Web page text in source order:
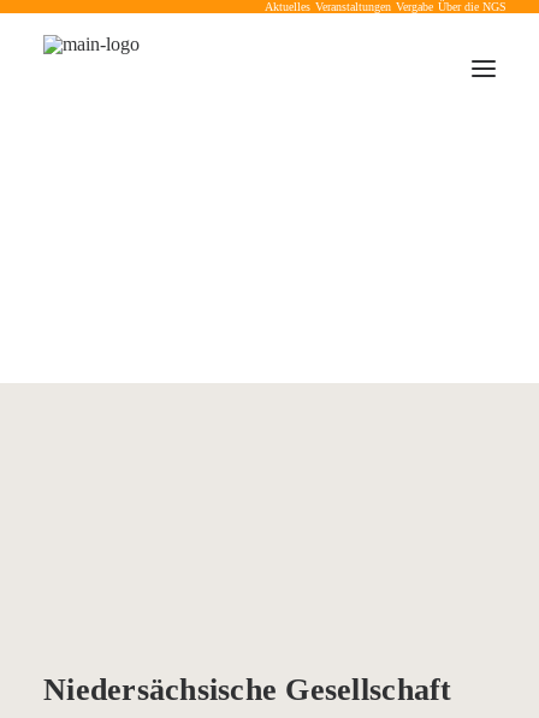
Aktuelles Veranstaltungen Vergabe Über die NGS
Niedersächsische Gesellschaft